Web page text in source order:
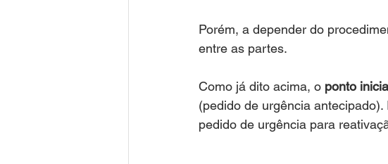
Porém, a depender do
entre as partes.
Como já dito acima, o ponto
(pedido de urgência
pedido de urgência para